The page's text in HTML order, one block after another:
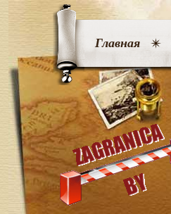
Главная